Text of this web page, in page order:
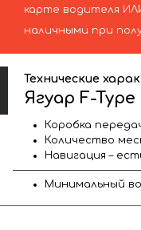
карте водителя
наличными при
Технические
Ягуар F-
Коробка
Количество
Навигация –
Минимальный